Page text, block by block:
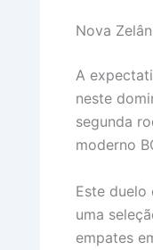
Nova
A
neste
segunda
moderno
Este
uma
empates